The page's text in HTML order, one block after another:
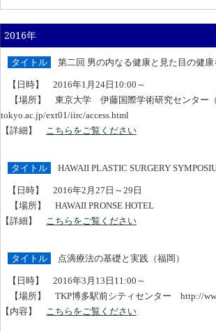
2016年
タイトル 第二回 男の内なる健康と見た目の健
【日時】 2016年1月24日10:00～
【場所】 東京大学 伊藤国際学術研究センター
tokyo.ac.jp/ext01/iirc/access.html
【詳細】 こちらをご覧ください
タイトル HAWAII PLASTIC SURGERY
【日時】 2016年2月27日～29日
【場所】 HAWAII PRONSE HOTEL
【詳細】 こちらをご覧ください
タイトル 点滴療法の基礎と実践（福岡）
【日時】 2016年3月13日11:00～
【場所】 TKP博多駅前シティセンター http://
【内容】 こちらをご覧ください